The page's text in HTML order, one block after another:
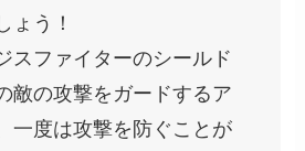
ょう！
スファイターのシールド
敵の攻撃をガードするア
一度は攻撃を防ぐことが